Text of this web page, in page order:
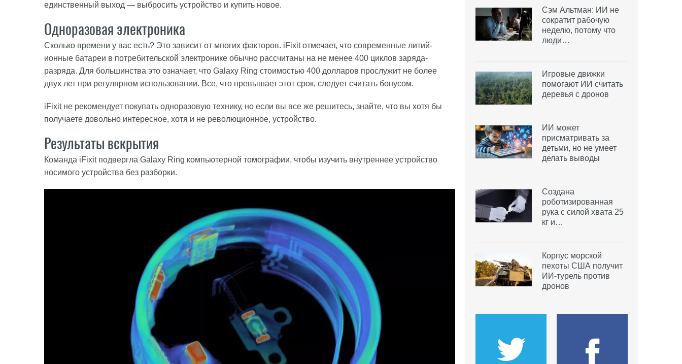
единственный выход — выбросить устройство и купить новое.
Одноразовая электроника
Сколько времени у вас есть? Это зависит от многих факторов. iFixit отмечает, что современные литий-
ионные батареи в потребительской электронике обычно рассчитаны на не менее 400 циклов заряда-
разряда. Для большинства это означает, что Galaxy Ring стоимостью 400 долларов прослужит не более
двух лет при регулярном использовании. Все, что превышает этот срок, следует считать бонусом.
iFixit не рекомендует покупать одноразовую технику, но если вы все же решитесь, знайте, что вы хотя бы
получаете довольно интересное, хотя и не революционное, устройство.
Результаты вскрытия
Команда iFixit подвергла Galaxy Ring компьютерной томографии, чтобы изучить внутреннее устройство
носимого устройства без разборки.
Сэм Альтман: ИИ не
сократит рабочую
неделю, потому что
люди…
Игровые движки
помогают ИИ считать
деревья с дронов
ИИ может
присматривать за
детьми, но не умеет
делать выводы
Создана
роботизированная
рука с силой хвата 25
кг и…
Корпус морской
пехоты США получит
ИИ-турель против
дронов